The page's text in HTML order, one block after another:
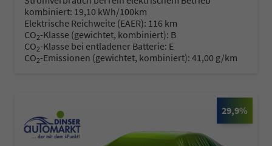
kombiniert: 19,10 kWh/100km
Elektrische Reichweite (EAER): 116 km
CO2-Klasse (gewichtet, kombiniert): B
CO2-Klasse bei entladener Batterie: E
CO2-Emissionen (gewichtet, kombiniert): 41,00 g/km
29,9%